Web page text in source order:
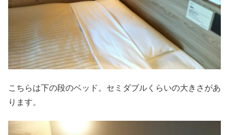
こちらは下の段のベッド。セミダブルくらいの大きさがあ
ります。